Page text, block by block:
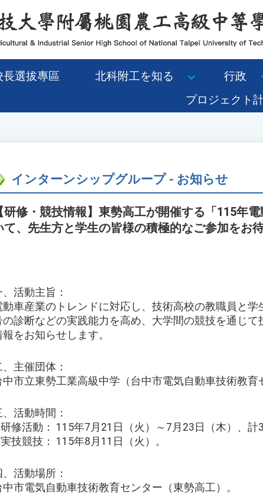
長選拔專區 北科附工を知る 行政
プロジェクト
インターンシップグループ - お知らせ
研修・競技情報】東勢高工が開催する「115年
て、先生方と学生の皆様の積極的なご参加をお
、活動主旨：
動車産業のトレンドに対応し、技術高校の教職員と
の診断などの実践能力を高め、大学間の競技を通じ
報をお知らせします。
、主催団体：
中市立東勢工業高級中学（台中市電気自動車技術教育
、活動時間：
修活動： 115年7月21日（火）～7月23日（木）、計3
技競技： 115年8月11日（火）。
、活動場所：
中市電気自動車技術教育センター（東勢高工）。